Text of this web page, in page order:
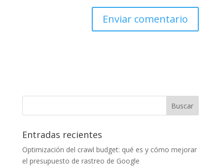
Entradas recientes
Optimización del crawl budget: qué es y cómo mejorar
el presupuesto de rastreo de Google